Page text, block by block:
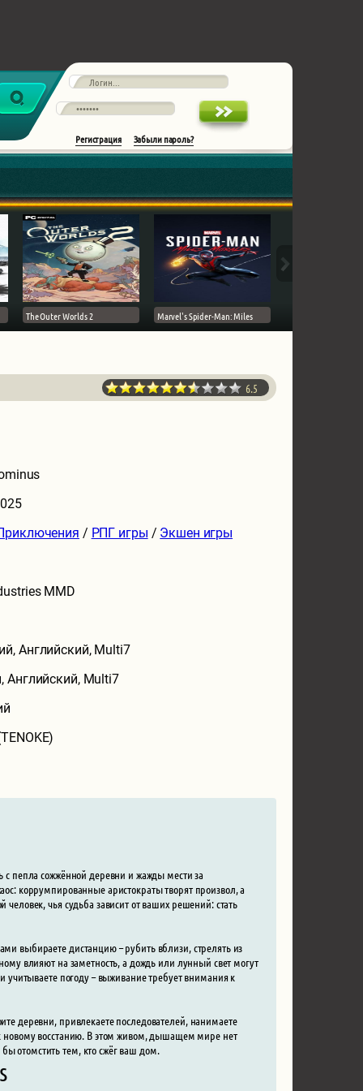
Регистрация Забыли пароль?
The Outer Worlds 2 Marvel's Spider-Man: Miles
6.5
/ РПГ игры / Экшен игры
MMD
Английский, Multi7
Английский, Multi7
с пепла сожжённой деревни и жажды мести за
коррумпированные аристократы творят произвол, а
чья судьба зависит от ваших решений: стать
выбираете дистанцию – рубить вблизи, стрелять из
влияют на заметность, а дождь или лунный свет могут
учитываете погоду – выживание требует внимания к
деревни, привлекаете последователей, нанимаете
новому восстанию. В этом живом, дышащем мире нет
отомстить тем, кто сжёг ваш дом.